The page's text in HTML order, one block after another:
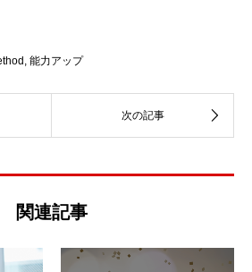
, 能力アップ
関連記事